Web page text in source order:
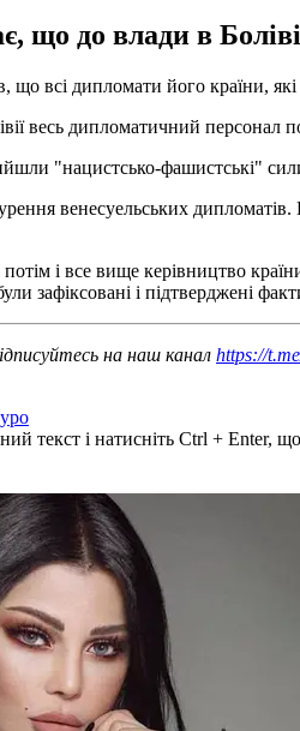
що до влади в
всі дипломати його країни,
весь дипломатичний
"нацистсько-фашистські"
венесуельських
і все вище керівництво
зафіксовані і підтверджені
на наш канал https://
текст і натисніть Ctrl + Enter,